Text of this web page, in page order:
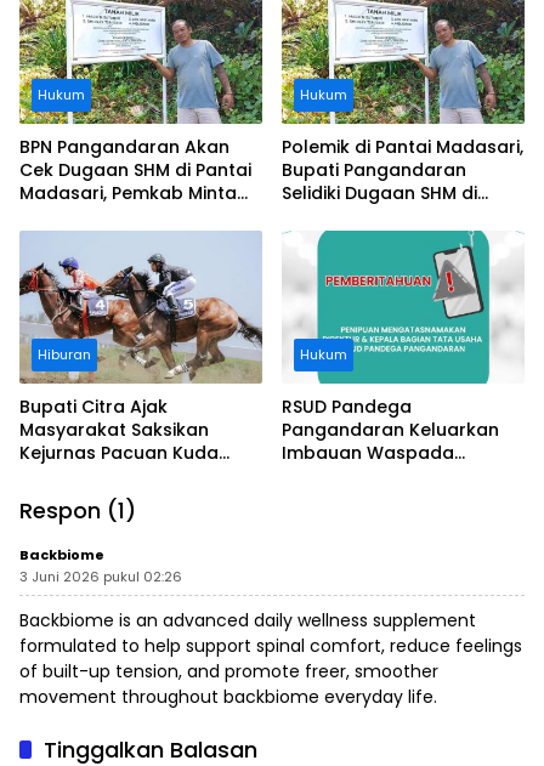
Hukum
BPN Pangandaran Akan
Cek Dugaan SHM di Pantai
Madasari, Pemkab Minta
Hukum
Polemik di Pantai Madasari,
Bupati Pangandaran
Selidiki Dugaan SHM di
Pantai
Hiburan
Bupati Citra Ajak
Masyarakat Saksikan
Kejurnas Pacuan Kuda
Legokjawa
Hukum
RSUD Pandega
Pangandaran Keluarkan
Imbauan Waspada
Respon (1)
Backbiome
3 Juni 2026 pukul 02:26
Backbiome is an advanced daily wellness supplement
formulated to help support spinal comfort, reduce feelings
of built-up tension, and promote freer, smoother
movement throughout backbiome everyday life.
Tinggalkan Balasan